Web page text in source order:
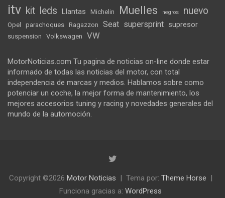
itv kit leds Llantas Michelin Muelles negros nuevo
Opel parachoques Ragazzon Seat supersprint supresor
suspension Volkswagen VW
MotorNoticias.com Tu pagina de noticias on-line donde estar
informado de todas las noticias del motor, con total
independencia de marcas y medios. Hablamos sobre como
potenciar un coche, la mejor forma de mantenimiento, los
mejores accesorios tuning y racing y novedades generales del
mundo de la automoción.
Copyright ©2026 Motor Noticias Tema por: Theme Horse
Funciona gracias a: WordPress